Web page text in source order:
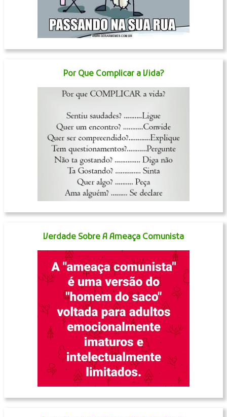
Por Que Complicar a Vida?
Verdade Sobre A Ameaça Comunista